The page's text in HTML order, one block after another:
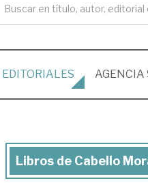
EDITORIALES AGENCIA
Libros
Libros de Cabello